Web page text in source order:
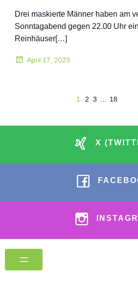
Drei maskierte Männer haben am
Sonntagabend gegen 22.00 Uhr
Reinhäuser[…]
April 17, 2023
1 2 3 18
X